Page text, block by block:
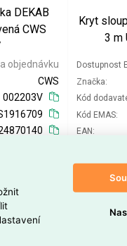
DEKAB
CWS
objednávku
CWS
002203V
Kryt
3 m
Dostupnost
Značka
Kód
Kód EMAS
EAN
Po registraci
Vaše cena